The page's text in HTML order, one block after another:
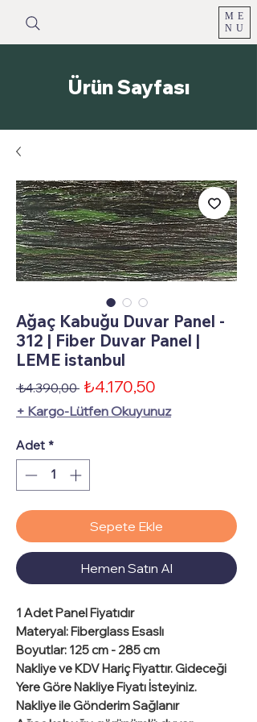
ME
NU
Ürün Sayfası
Ağaç Kabuğu Duvar Panel -
312 | Fiber Duvar Panel |
LEME istanbul
₺4.390,00 Normal
Fiyat
₺4.170,50
+ Kargo-Lütfen Okuyunuz
Adet *
Sepete Ekle
Hemen Satın Al
1 AdetPanel Fiyatıdır
Materyal: Fiberglass Esaslı
Boyutlar: 125 cm - 285 cm
Nakliye ve KDV Hariç Fiyattır.Gideceği
Yere Göre Nakliye Fiyatı İsteyiniz.
Nakliye ile Gönderim Sağlanır